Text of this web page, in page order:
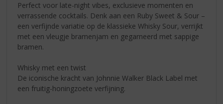
Perfect voor late-night vibes, exclusieve momenten en
verrassende cocktails. Denk aan een Ruby Sweet & Sour –
een verfijnde variatie op de klassieke Whisky Sour, verrijkt
met een vleugje bramenjam en gegarneerd met sappige
bramen.
Whisky met een twist
De iconische kracht van Johnnie Walker Black Label met
een fruitig-honingzoete verfijning.